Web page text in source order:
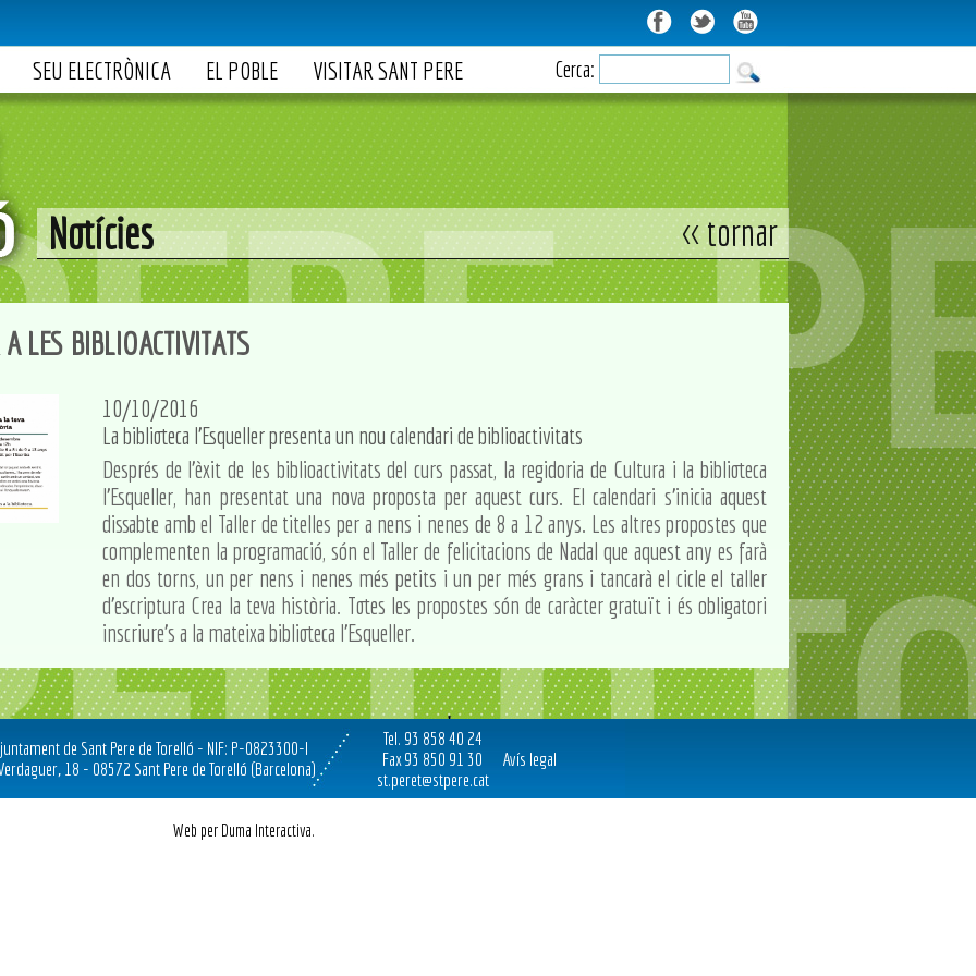
SEU ELECTRÒNICA EL POBLE VISITAR SANT PERE Cerca:
Notícies << tornar
LES BIBLIOACTIVITATS
10/10/2016
La biblioteca l'Esqueller presenta un nou calendari de biblioactivitats
Després de l'èxit de les biblioactivitats del curs passat, la regidoria de Cultura i la biblioteca
l'Esqueller, han presentat una nova proposta per aquest curs. El calendari s'inicia aquest
dissabte amb el Taller de titelles per a nens i nenes de 8 a 12 anys. Les altres propostes que
complementen la programació, són el Taller de felicitacions de Nadal que aquest any es farà
en dos torns, un per nens i nenes més petits i un per més grans i tancarà el cicle el taller
d'escriptura Crea la teva història. Totes les propostes són de caràcter gratuït i és obligatori
inscriure's a la mateixa biblioteca l'Esqueller.
de Sant Pere de Torelló - NIF: P-0823300-I
18 - 08572 Sant Pere de Torelló (Barcelona)
Tel. 93 858 40 24
Fax 93 850 91 30
st.peret@stpere.cat
Avís legal
Web per Duma Interactiva.